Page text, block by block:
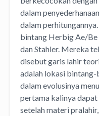
dalam
dalam
bintang Herbig Ae/
dan Stahler. Mereka
disebut garis lahir
adalah lokasi
dalam evolusinya
pertama kalinya
setelah materi